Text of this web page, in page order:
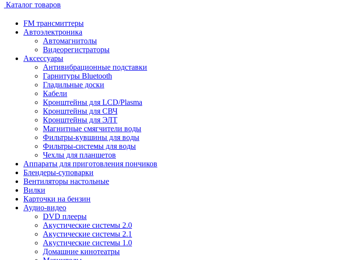
Каталог товаров
FM трансмиттеры
Автоэлектроника
Автомагнитолы
Видеорегистраторы
Аксессуары
Антивибрационные подставки
Гарнитуры Bluetooth
Гладильные доски
Кабели
Кронштейны для LCD/Plasma
Кронштейны для СВЧ
Кронштейны для ЭЛТ
Магнитные смягчители воды
Фильтры-кувшины для воды
Фильтры-системы для воды
Чехлы для планшетов
Аппараты для приготовления пончиков
Блендеры-суповарки
Вентиляторы настольные
Вилки
Карточки на бензин
Аудио-видео
DVD плееры
Акустические системы 2.0
Акустические системы 2.1
Акустические системы 1.0
Домашние кинотеатры